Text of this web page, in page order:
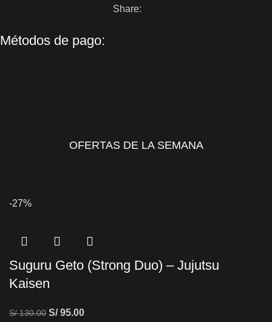
Share:
Métodos de pago:
OFERTAS DE LA SEMANA
-27%
Suguru Geto (Strong Duo) – Jujutsu
Kaisen
S/130.00 S/95.00